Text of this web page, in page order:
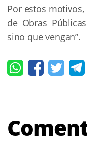
Por estos
de Obras
sino que vengan”.